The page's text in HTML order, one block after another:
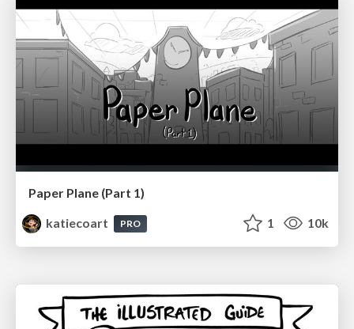
Paper Plane (Part 1)
katiecoart
PRO 1 10k